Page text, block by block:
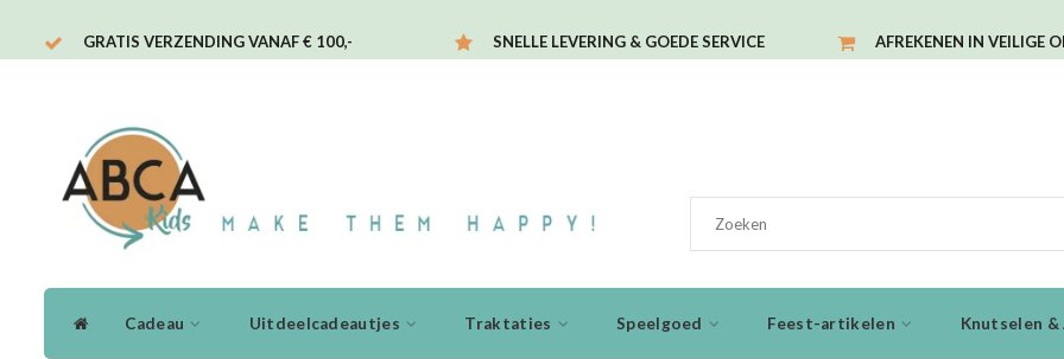
GRATIS VERZENDING VANAF € 100,- SNELLE LEVERING & GOEDE SERVICE AFREKENEN IN VEILIGE
Cadeau Uitdeelcadeautjes Traktaties Speelgoed Feest-artikelen Knutselen